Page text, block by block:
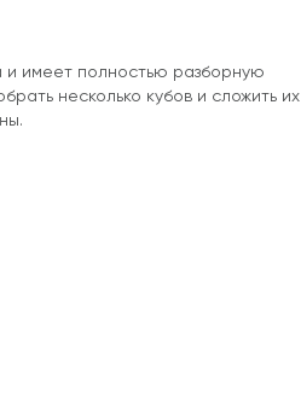
и имеет полностью разборную
несколько кубов и сложить их